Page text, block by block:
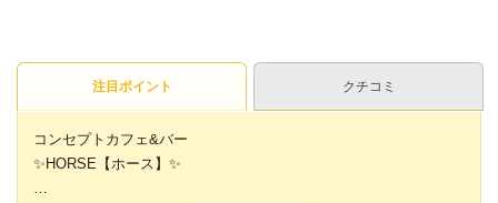
注目ポイント クチコミ
コンセプトカフェ&バー
✨HORSE【ホース】✨